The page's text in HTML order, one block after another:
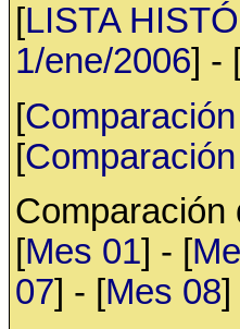
[LISTA
1/ene/2006] -
[
[
Comparación
[Mes 01] - [
07] - [Mes 08]